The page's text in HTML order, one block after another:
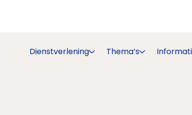
Dienstverlening Thema’s